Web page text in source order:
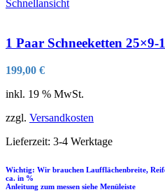
Schnellansicht
1 Paar Schneeketten 25×9-
199,00 €
inkl. 19 % MwSt.
zzgl. Versandkosten
Lieferzeit: 3-4 Werktage
Wichtig: Wir brauchen Laufflächenbreite,
ca. in %
Anleitung zum messen siehe Menüleiste